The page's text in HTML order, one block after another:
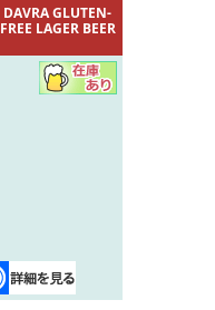
DAVRA GLUTEN-
FREE LAGER BEER